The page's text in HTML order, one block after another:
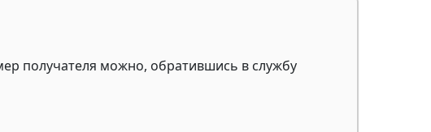
получателя можно, обратившись в службу